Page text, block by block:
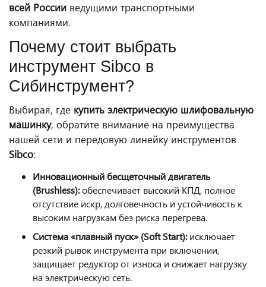
всей России ведущими транспортными
компаниями.
Почему стоит выбрать
инструмент Sibco в
Сибинструмент?
Выбирая, где купить электрическую шлифовальную
машинку, обратите внимание на преимущества
нашей сети и передовую линейку инструментов
Sibco:
Инновационный бесщеточный двигатель
(Brushless):обеспечивает высокий КПД, полное
отсутствие искр, долговечность и устойчивость к
высоким нагрузкам без риска перегрева.
Система «плавный пуск» (Soft Start):исключает
резкий рывок инструмента при включении,
защищает редуктор от износа и снижает нагрузку
на электрическую сеть.